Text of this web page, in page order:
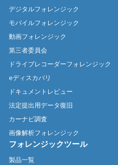
デジタルフォレンジック
モバイルフォレンジック
動画フォレンジック
第三者委員会
ドライブレコーダーフォレンジック
eディスカバリ
ドキュメントレビュー
法定提出用データ復旧
カーナビ調査
画像解析フォレンジック
フォレンジックツール
製品一覧